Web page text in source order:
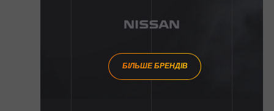
БІЛЬШЕ БРЕНДІВ